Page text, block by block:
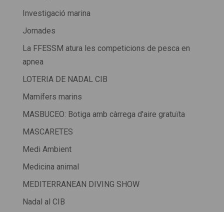
Investigació marina
Jornades
La FFESSM atura les competicions de pesca en
apnea
LOTERIA DE NADAL CIB
Mamífers marins
MASBUCEO: Botiga amb càrrega d'aire gratuïta
MASCARETES
Medi Ambient
Medicina animal
MEDITERRANEAN DIVING SHOW
Nadal al CIB